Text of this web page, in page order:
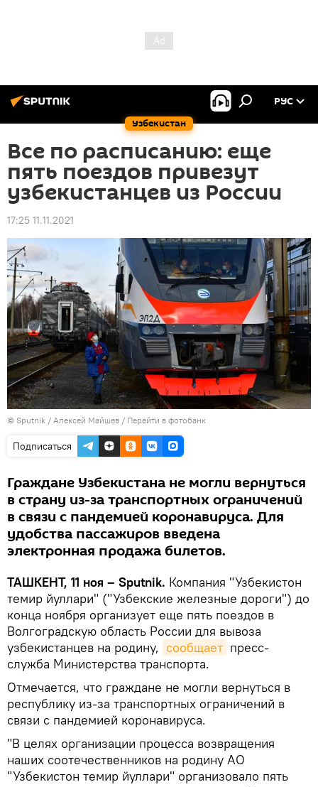
Узбекистан
РУС
Все по расписанию: еще
пять поездов привезут
узбекистанцев из России
17:25 11.11.2021
© Sputnik / Алексей Майшев / Перейти в фотобанк
Подписаться
Граждане Узбекистана не могли вернуться
в страну из-за транспортных ограничений
в связи с пандемией коронавируса. Для
удобства пассажиров введена
электронная продажа билетов.
ТАШКЕНТ, 11 ноя – Sputnik. Компания "Узбекистон
темир йуллари" ("Узбекские железные дороги") до
конца ноября организует еще пять поездов в
Волгоградскую область России для вывоза
узбекистанцев на родину, сообщает пресс-
служба Министерства транспорта.
Отмечается, что граждане не могли вернуться в
республику из-за транспортных ограничений в
связи с пандемией коронавируса.
"В целях организации процесса возвращения
наших соотечественников на родину АО
"Узбекистон темир йуллари" организовало пять